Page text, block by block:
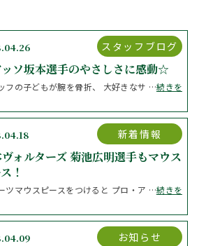
ッソ坂本選手のやさしさに感動☆
フの子どもが腕を骨折、 大好きなサ …続きを
スタッフブログ
ォルターズ 菊池広明選手もマウス
！
ツマウスピースをつけると プロ・ア …続きを
新着情報
お知らせ